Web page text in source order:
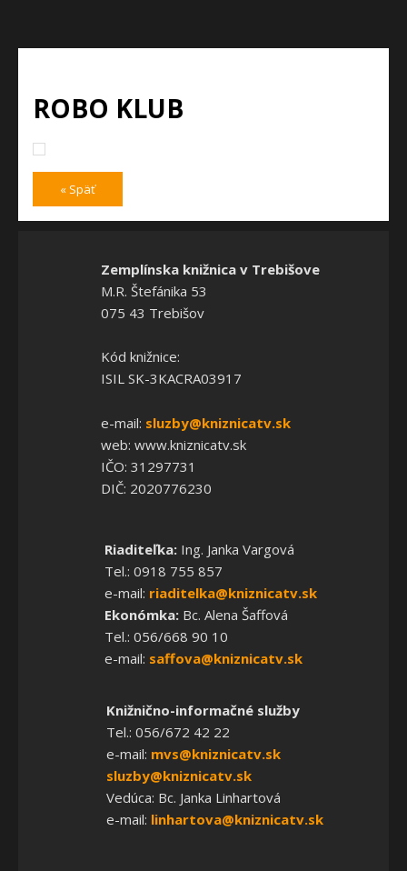
ROBO KLUB
« Späť
Zemplínska knižnica v Trebišove
M.R. Štefánika 53
075 43 Trebišov
Kód knižnice:
ISIL SK-3KACRA03917
e-mail: sluzby@kniznicatv.sk
web: www.kniznicatv.sk
IČO: 31297731
DIČ: 2020776230
Riaditeľka:Ing. Janka Vargová
Tel.: 0918 755 857
e-mail: riaditelka@kniznicatv.sk
Ekonómka:Bc. Alena Šaffová
Tel.: 056/668 90 10
e-mail: saffova@kniznicatv.sk
Knižnično-informačné služby
Tel.: 056/672 42 22
e-mail: mvs@kniznicatv.sk
sluzby@kniznicatv.sk
Vedúca: Bc. Janka Linhartová
e-mail: linhartova@kniznicatv.sk